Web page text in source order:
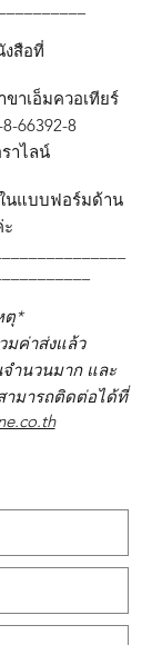
งสือที่
าเอ็มควอเทียร์
66392-8
าไลน์
นแบบฟอร์มด้าน
ตุ*
มค่าส่งแล้ว
จำนวนมาก และ
ามารถติดต่อได้ที่